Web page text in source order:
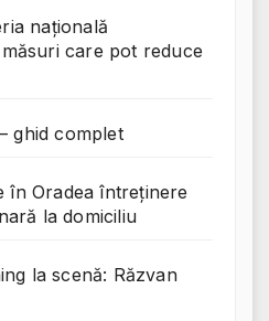
națională
care pot reduce
ghid complet
în Oradea întreținere
la domiciliu
la scenă: Răzvan